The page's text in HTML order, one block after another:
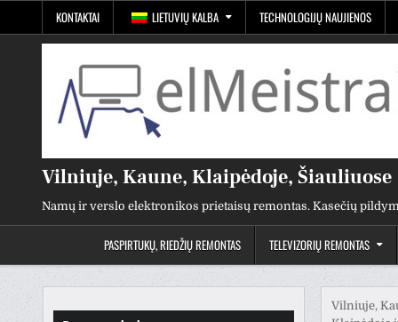
KONTAKTAI LIETUVIŲ KALBA TECHNOLOGIJŲ NAUJIENOS
Vilniuje, Kaune, Klaipėdoje, Šiauliuose
Namų ir verslo elektronikos prietaisų remontas. Kasečių
PASPIRTUKŲ, RIEDŽIŲ REMONTAS TELEVIZORIŲ REMONTAS
Vilniuje,